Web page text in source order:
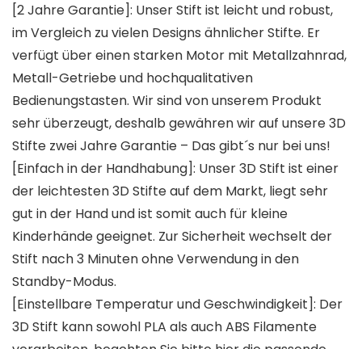
[2 Jahre Garantie]: Unser Stift ist leicht und robust,
im Vergleich zu vielen Designs ähnlicher Stifte. Er
verfügt über einen starken Motor mit Metallzahnrad,
Metall-Getriebe und hochqualitativen
Bedienungstasten. Wir sind von unserem Produkt
sehr überzeugt, deshalb gewähren wir auf unsere 3D
Stifte zwei Jahre Garantie – Das gibt´s nur bei uns!
[Einfach in der Handhabung]: Unser 3D Stift ist einer
der leichtesten 3D Stifte auf dem Markt, liegt sehr
gut in der Hand und ist somit auch für kleine
Kinderhände geeignet. Zur Sicherheit wechselt der
Stift nach 3 Minuten ohne Verwendung in den
Standby-Modus.
[Einstellbare Temperatur und Geschwindigkeit]: Der
3D Stift kann sowohl PLA als auch ABS Filamente